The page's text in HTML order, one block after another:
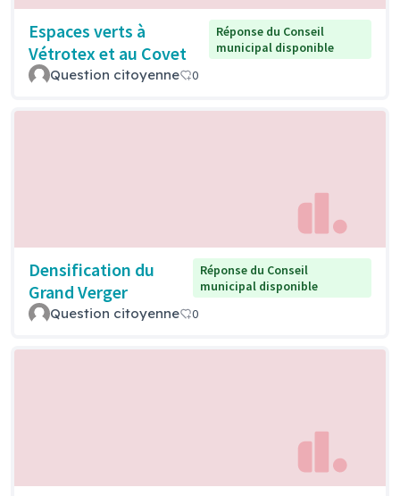
Espaces verts à
Vétrotex et au Covet
Réponse du Conseil
municipal disponible
Question citoyenne 0
Densification du
Grand Verger
Réponse du Conseil
municipal disponible
Question citoyenne 0